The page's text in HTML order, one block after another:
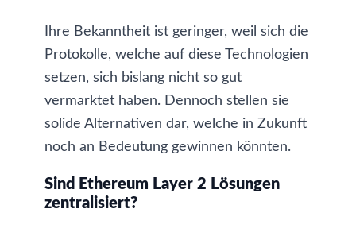
Ihre Bekanntheit ist geringer, weil sich die
Protokolle, welche auf diese Technologien
setzen, sich bislang nicht so gut
vermarktet haben. Dennoch stellen sie
solide Alternativen dar, welche in Zukunft
noch an Bedeutung gewinnen könnten.
Sind Ethereum Layer 2 Lösungen
zentralisiert?